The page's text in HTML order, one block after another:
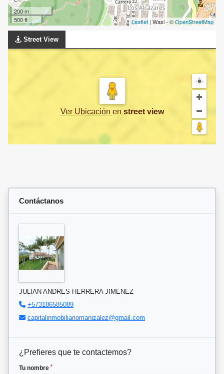
200 m
500 ft
Leaflet | Wasi - ©OpenStreetMap
Street View
Ver Ubicación en street view
Contáctanos
JULIAN ANDRES HERRERA JIMENEZ
+573186585089
capitalinmobiliariomanizalez@gmail.com
¿Prefieres que te contactemos?
Tu nombre *